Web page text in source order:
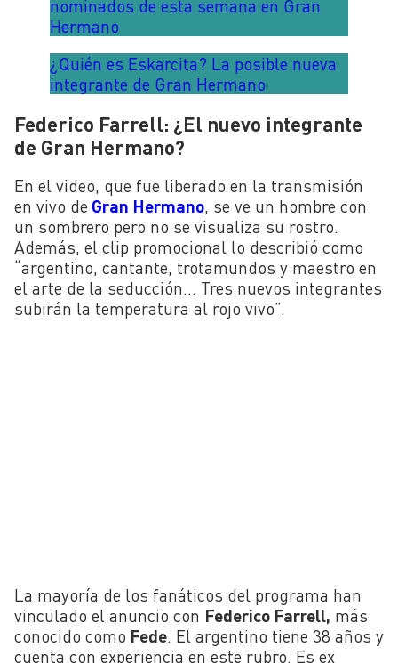
nominados de esta semana en Gran
Hermano
¿Quién es Eskarcita? La posible nueva
integrante de Gran Hermano
Federico Farrell: ¿El nuevo integrante
de Gran Hermano?
En el video, que fue liberado en la transmisión
en vivo de Gran Hermano, se ve un hombre con
un sombrero pero no se visualiza su rostro.
Además, el clip promocional lo describió como
“argentino, cantante, trotamundos y maestro en
el arte de la seducción… Tres nuevos integrantes
subirán la temperatura al rojo vivo”.
La mayoría de los fanáticos del programa han
vinculado el anuncio con Federico Farrell, más
conocido como Fede. El argentino tiene 38 años y
cuenta con experiencia en este rubro. Es ex